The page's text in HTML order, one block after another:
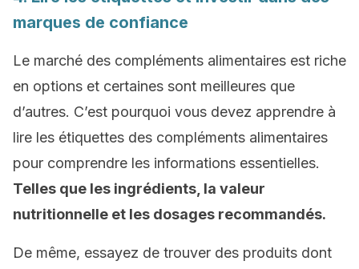
marques de confiance
Le marché des compléments alimentaires est riche
en options et certaines sont meilleures que
d’autres. C’est pourquoi vous devez apprendre à
lire les étiquettes des compléments alimentaires
pour comprendre les informations essentielles.
Telles que les ingrédients, la valeur
nutritionnelle et les dosages recommandés.
De même, essayez de trouver des produits dont